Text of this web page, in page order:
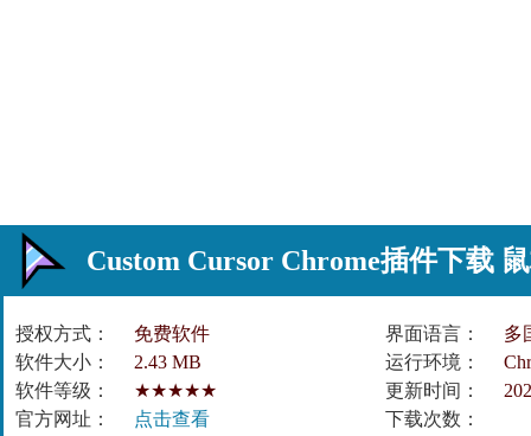
Custom Cursor Chrome插件下载
授权方式： 免费软件 界面语言：
多
软件大小：
2.43 MB 运行环境：
软件等级：
★★★★★ 更新时间：
官方网址：
点击查看
下载次数：